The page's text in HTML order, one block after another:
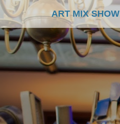
ART MIX SHOW